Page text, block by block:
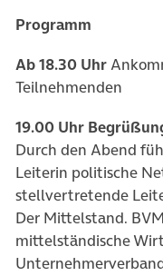
Programm
Ab 18.30 Uhr
Teilnehmenden
19.00 Uhr
Durch den Abend
Leiterin politische
stellvertretende
Der Mittelstand.
mittelständische